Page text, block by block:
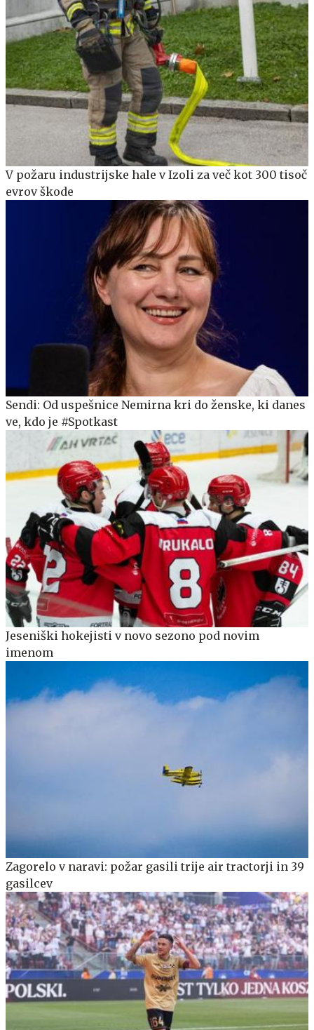
V požaru industrijske hale v Izoli za več kot 300 tisoč
evrov škode
Sendi: Od uspešnice Nemirna kri do ženske, ki danes
ve, kdo je #Spotkast
Jeseniški hokejisti v novo sezono pod novim
imenom
Zagorelo v naravi: požar gasili trije air tractorji in 39
gasilcev